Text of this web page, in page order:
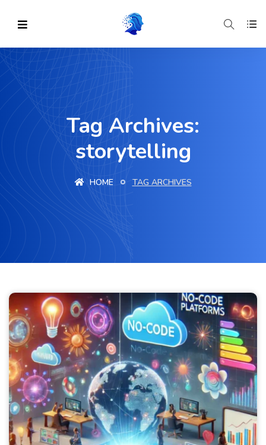
Tag Archives:
storytelling
HOME TAG ARCHIVES